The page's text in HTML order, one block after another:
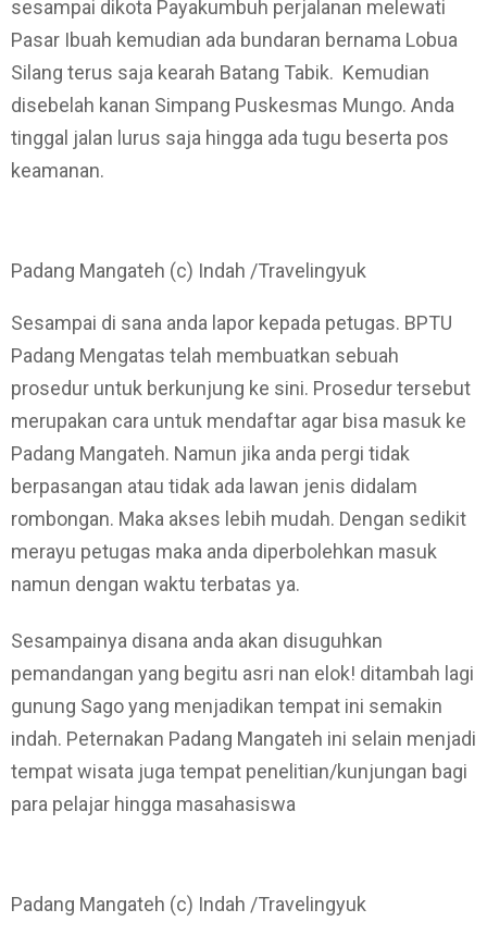
sesampai dikota Payakumbuh perjalanan melewati
Pasar Ibuah kemudian ada bundaran bernama Lobua
Silang terus saja kearah Batang Tabik. Kemudian
disebelah kanan Simpang Puskesmas Mungo. Anda
tinggal jalan lurus saja hingga ada tugu beserta pos
keamanan.
Padang Mangateh (c) Indah /Travelingyuk
Sesampai di sana anda lapor kepada petugas. BPTU
Padang Mengatas telah membuatkan sebuah
prosedur untuk berkunjung ke sini. Prosedur tersebut
merupakan cara untuk mendaftar agar bisa masuk ke
Padang Mangateh. Namun jika anda pergi tidak
berpasangan atau tidak ada lawan jenis didalam
rombongan. Maka akses lebih mudah. Dengan sedikit
merayu petugas maka anda diperbolehkan masuk
namun dengan waktu terbatas ya.
Sesampainya disana anda akan disuguhkan
pemandangan yang begitu asri nan elok! ditambah lagi
gunung Sago yang menjadikan tempat ini semakin
indah. Peternakan Padang Mangateh ini selain menjadi
tempat wisata juga tempat penelitian/kunjungan bagi
para pelajar hingga masahasiswa
Padang Mangateh (c) Indah /Travelingyuk